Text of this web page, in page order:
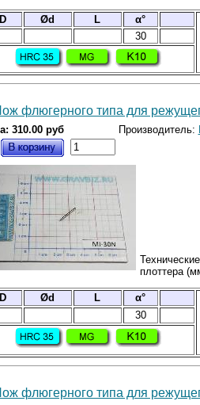
D Ød L
α°
30
флюгерного типа для
310.00 руб Производитель:
плоттера
D Ød L
α°
30
флюгерного типа для